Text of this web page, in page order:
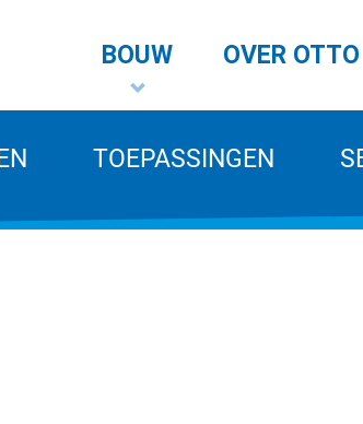
BOUW
TOEPASSINGEN
OVER OTTO